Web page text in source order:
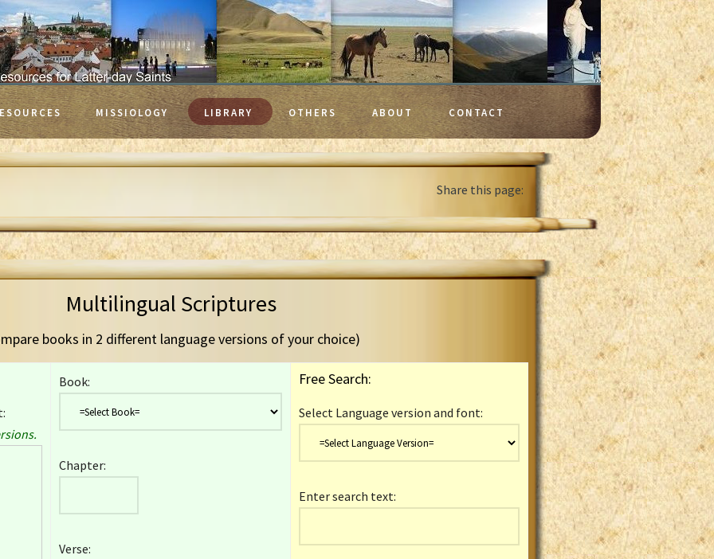
MISSIOLOGY LIBRARY OTHERS ABOUT CONTACT
Share this page:
Multilingual Scriptures
books in 2 different language versions of your choice)
Book:
Chapter:
Verse:
Free Search:
Select Language version and font:
Enter search text: